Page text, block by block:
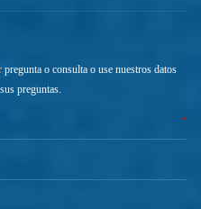
o consulta o use nuestros datos
preguntas.
*